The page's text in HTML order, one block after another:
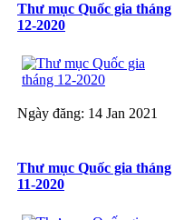
Thư mục Quốc gia tháng
12-2020
Ngày đăng: 14 Jan 2021
Thư mục Quốc gia tháng
11-2020